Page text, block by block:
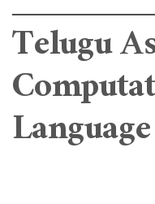
Telugu
Language